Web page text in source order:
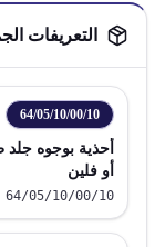
التعريفات
64/05/10/00/10
أحذية بوجوه
أو فلين
64/05/10/00/10